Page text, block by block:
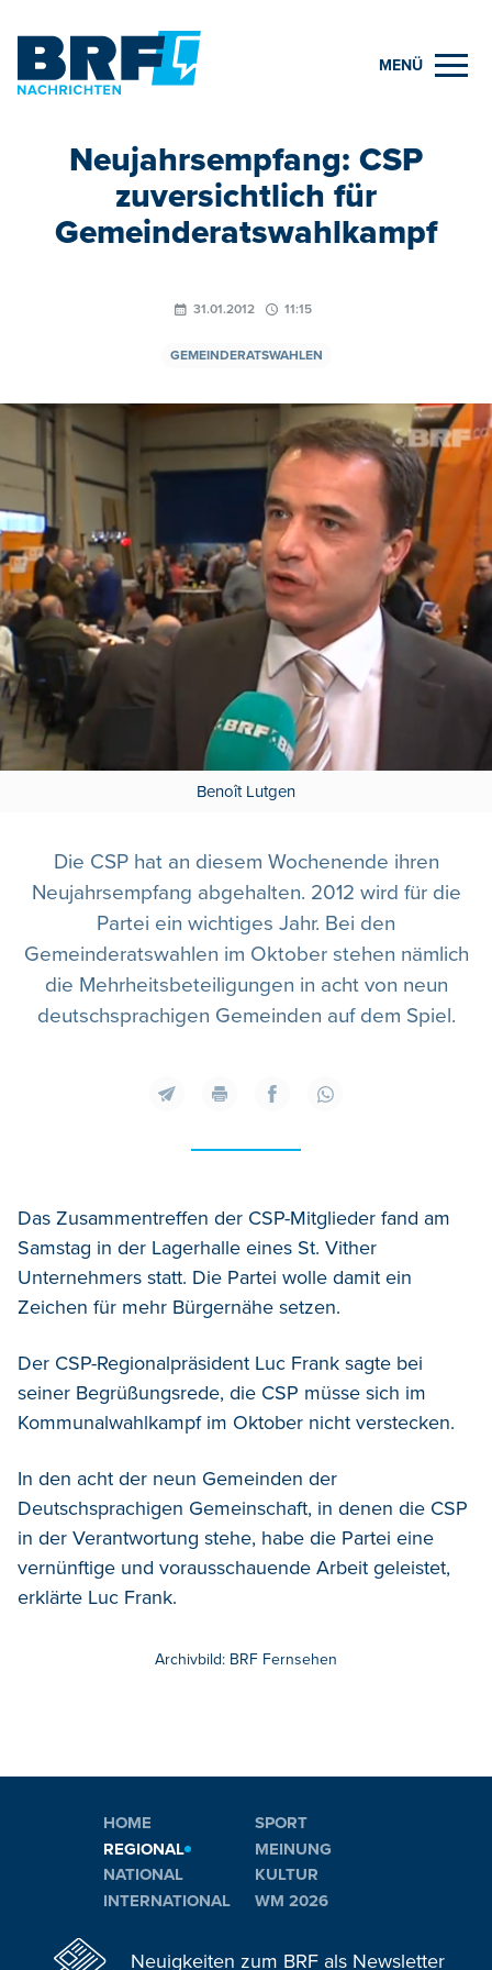
MENÜ
Neujahrsempfang: CSP
zuversichtlich für
Gemeinderatswahlkampf
31.01.2012 11:15
GEMEINDERATSWAHLEN
Benoît Lutgen
Die CSP hat an diesem Wochenende ihren
Neujahrsempfang abgehalten. 2012 wird für die
Partei ein wichtiges Jahr. Bei den
Gemeinderatswahlen im Oktober stehen nämlich
die Mehrheitsbeteiligungen in acht von neun
deutschsprachigen Gemeinden auf dem Spiel.
Das Zusammentreffen der CSP-Mitglieder fand am
Samstag in der Lagerhalle eines St. Vither
Unternehmers statt. Die Partei wolle damit ein
Zeichen für mehr Bürgernähe setzen.
Der CSP-Regionalpräsident Luc Frank sagte bei
seiner Begrüßungsrede, die CSP müsse sich im
Kommunalwahlkampf im Oktober nicht verstecken.
In den acht der neun Gemeinden der
Deutschsprachigen Gemeinschaft, in denen die CSP
in der Verantwortung stehe, habe die Partei eine
vernünftige und vorausschauende Arbeit geleistet,
erklärte Luc Frank.
Archivbild: BRF Fernsehen
HOME
REGIONAL
NATIONAL
INTERNATIONAL
SPORT
MEINUNG
KULTUR
WM 2026
Neuigkeiten zum BRF als Newsletter